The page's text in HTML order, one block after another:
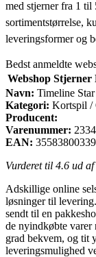
med stjerner fra 1 til
sortimentstørrelse,
leveringsformer og
Bedst anmeldte
Webshop Stjerner
Navn: Timeline
Kategori: Kortspil /
Producent:
Varenummer:
EAN:
Vurderet til 4.6 ud af
Adskillige online
løsninger til
sendt til en
de nyindkøbte varer
grad bekvem, og tit
leveringsmulighed